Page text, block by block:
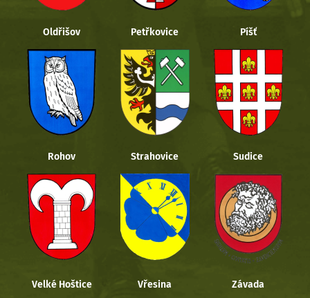
Oldřišov Petřkovice Píšť
Rohov Strahovice Sudice
Velké Hoštice Vřesina Závada